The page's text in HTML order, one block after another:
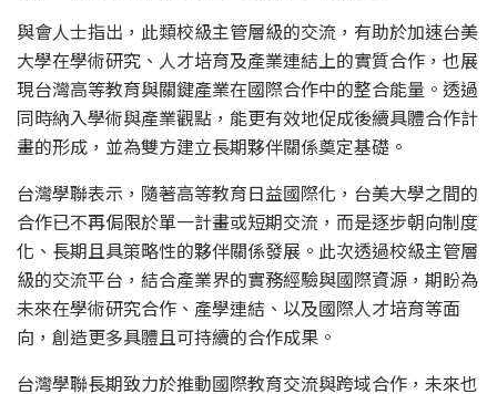
與會人士指出，此類校級主管層級的交流，有助於加速台美
大學在學術研究、人才培育及產業連結上的實質合作，也展
現台灣高等教育與關鍵產業在國際合作中的整合能量。透過
同時納入學術與產業觀點，能更有效地促成後續具體合作計
畫的形成，並為雙方建立長期夥伴關係奠定基礎。
台灣學聯表示，隨著高等教育日益國際化，台美大學之間的
合作已不再侷限於單一計畫或短期交流，而是逐步朝向制度
化、長期且具策略性的夥伴關係發展。此次透過校級主管層
級的交流平台，結合產業界的實務經驗與國際資源，期盼為
未來在學術研究合作、產學連結、以及國際人才培育等面
向，創造更多具體且可持續的合作成果。
台灣學聯長期致力於推動國際教育交流與跨域合作，未來也